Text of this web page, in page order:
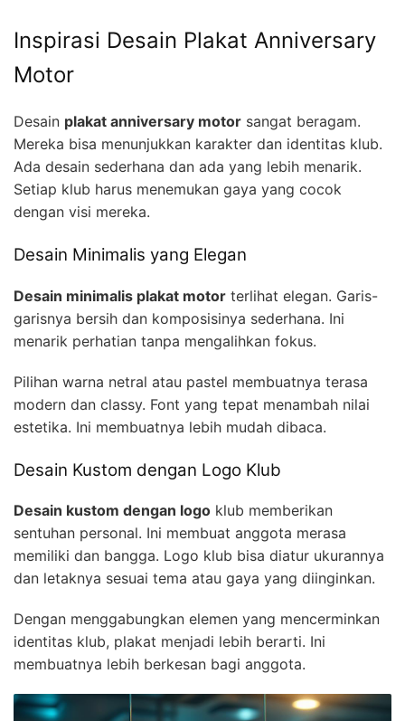
Inspirasi Desain Plakat Anniversary
Motor
Desain plakat anniversary motor sangat beragam.
Mereka bisa menunjukkan karakter dan identitas klub.
Ada desain sederhana dan ada yang lebih menarik.
Setiap klub harus menemukan gaya yang cocok
dengan visi mereka.
Desain Minimalis yang Elegan
Desain minimalis plakat motor terlihat elegan. Garis-
garisnya bersih dan komposisinya sederhana. Ini
menarik perhatian tanpa mengalihkan fokus.
Pilihan warna netral atau pastel membuatnya terasa
modern dan classy. Font yang tepat menambah nilai
estetika. Ini membuatnya lebih mudah dibaca.
Desain Kustom dengan Logo Klub
Desain kustom dengan logo klub memberikan
sentuhan personal. Ini membuat anggota merasa
memiliki dan bangga. Logo klub bisa diatur ukurannya
dan letaknya sesuai tema atau gaya yang diinginkan.
Dengan menggabungkan elemen yang mencerminkan
identitas klub, plakat menjadi lebih berarti. Ini
membuatnya lebih berkesan bagi anggota.